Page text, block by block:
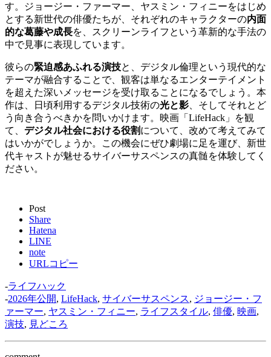
す。ジョージー・ファーマー、ヤスミン・フィニーをはじめ
とする新世代の俳優たちが、それぞれのキャラクターの内面
的な葛藤や成長を、スクリーンライフという革新的な手法の
中で見事に表現しています。
彼らの緊迫感あふれる演技と、デジタル倫理という現代的な
テーマが融合することで、観客は単なるエンターテイメント
を超えた深いメッセージを受け取ることになるでしょう。本
作は、日頃利用するデジタル技術の光と影 、そしてそれとど
う向き合うべきかを問いかけます。映画「LifeHack」を観
て、 デジタル社会における役割について、改めて考えてみて
はいかがでしょうか。この機会にぜひ劇場に足を運び、新世
代キャストが魅せるサイバーサスペンスの真髄を体験してく
ださい。
Post
Share
Hatena
LINE
note
URLコピー
-ライフハック
-2026年公開, LifeHack, サイバーサスペンス, ジョージー・フ
ァーマー, ヤスミン・フィニー, ライフスタイル, 俳優, 映画,
演技, 見どころ